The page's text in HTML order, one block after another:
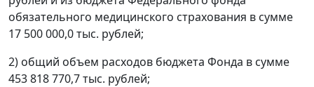
обязательного медицинского страхования в сумме
17 500 000,0 тыс. рублей;
2) общий объем расходов бюджета Фонда в сумме
453 818 770,7 тыс. рублей;